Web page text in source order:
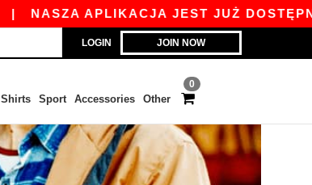
NASZA APLIKACJA JEST JUŻ
LOGIN JOIN NOW
0
Shirts Sport Accessories Other